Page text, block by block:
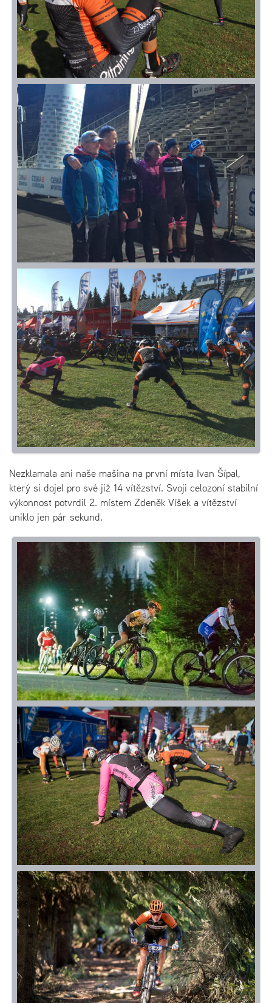
Nezklamala ani naše mašina na první místa Ivan Šípal,
který si dojel pro své již 14 vítězství. Svoji celozoní stabilní
výkonnost potvrdil 2. místem Zdeněk Víšek a vítězství
uniklo jen pár sekund.